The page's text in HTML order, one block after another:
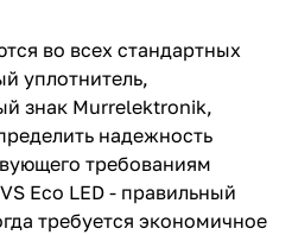
во всех стандартных
уплотнитель,
знак Murrelektronik,
надежность
требованиям
Eco LED - правильный
требуется экономичное